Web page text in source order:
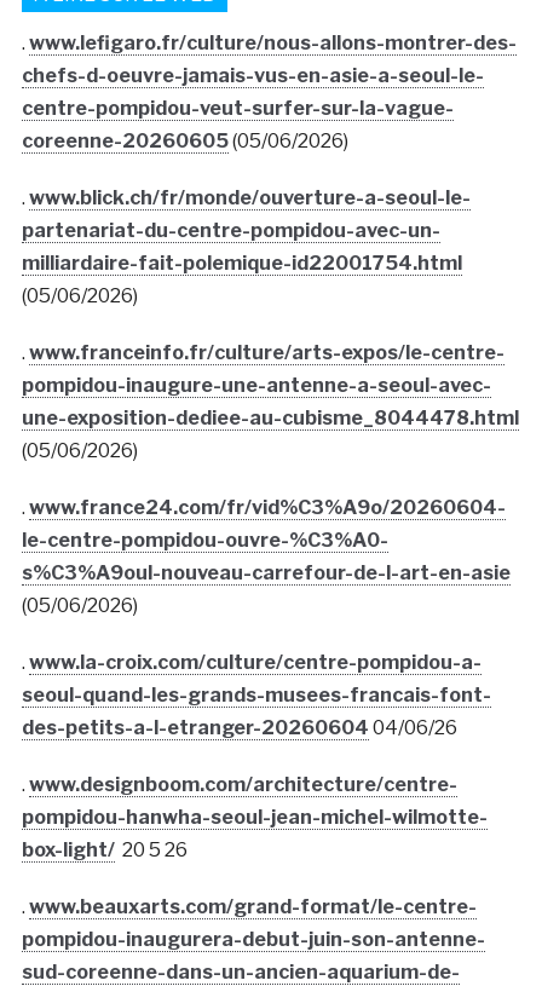
. www.lefigaro.fr/culture/nous-allons-montrer-des-
chefs-d-oeuvre-jamais-vus-en-asie-a-seoul-le-
centre-pompidou-veut-surfer-sur-la-vague-
coreenne-20260605(05/06/2026)
. www.blick.ch/fr/monde/ouverture-a-seoul-le-
partenariat-du-centre-pompidou-avec-un-
milliardaire-fait-polemique-id22001754.html
(05/06/2026)
. www.franceinfo.fr/culture/arts-expos/le-centre-
pompidou-inaugure-une-antenne-a-seoul-avec-
une-exposition-dediee-au-cubisme_8044478.html
(05/06/2026)
. www.france24.com/fr/vid%C3%A9o/20260604-
le-centre-pompidou-ouvre-%C3%A0-
s%C3%A9oul-nouveau-carrefour-de-l-art-en-asie
(05/06/2026)
. www.la-croix.com/culture/centre-pompidou-a-
seoul-quand-les-grands-musees-francais-font-
des-petits-a-l-etranger-20260604 04/06/26
. www.designboom.com/architecture/centre-
pompidou-hanwha-seoul-jean-michel-wilmotte-
box-light/20 5 26
. www.beauxarts.com/grand-format/le-centre-
pompidou-inaugurera-debut-juin-son-antenne-
sud-coreenne-dans-un-ancien-aquarium-de-